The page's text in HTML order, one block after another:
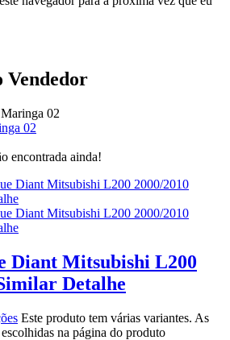
Vendedor
02
02
encontrada ainda!
Diant Mitsubishi L200
Detalhe
Este produto tem várias variantes. As
na página do produto